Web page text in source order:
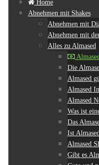
Home
Abnehmen mit Shakes
Abnehmen mit
Abnehmen mit
Alles zu Almased
Die
Almased
Almased
Almased
Was ist
Das
Ist
Almased
Gibt es